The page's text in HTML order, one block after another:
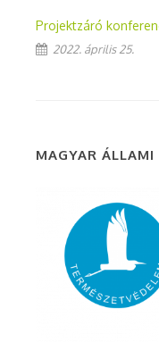
Projektzáró
2022. április 25.
MAGYAR ÁLLAMI